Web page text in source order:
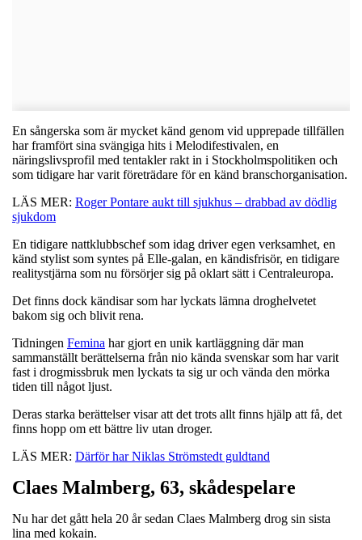
En sångerska som är mycket känd genom vid upprepade tillfällen
har framfört sina svängiga hits i Melodifestivalen, en
näringslivsprofil med tentakler rakt in i Stockholmspolitiken och
som tidigare har varit företrädare för en känd branschorganisation.
LÄS MER: Roger Pontare aukt till sjukhus – drabbad av dödlig
sjukdom
En tidigare nattklubbschef som idag driver egen verksamhet, en
känd stylist som syntes på Elle-galan, en kändisfrisör, en tidigare
realitystjärna som nu försörjer sig på oklart sätt i Centraleuropa.
Det finns dock kändisar som har lyckats lämna droghelvetet
bakom sig och blivit rena.
Tidningen Femina har gjort en unik kartläggning där man
sammanställt berättelserna från nio kända svenskar som har varit
fast i drogmissbruk men lyckats ta sig ur och vända den mörka
tiden till något ljust.
Deras starka berättelser visar att det trots allt finns hjälp att få, det
finns hopp om ett bättre liv utan droger.
LÄS MER: Därför har Niklas Strömstedt guldtand
Claes Malmberg, 63, skådespelare
Nu har det gått hela 20 år sedan Claes Malmberg drog sin sista
lina med kokain.